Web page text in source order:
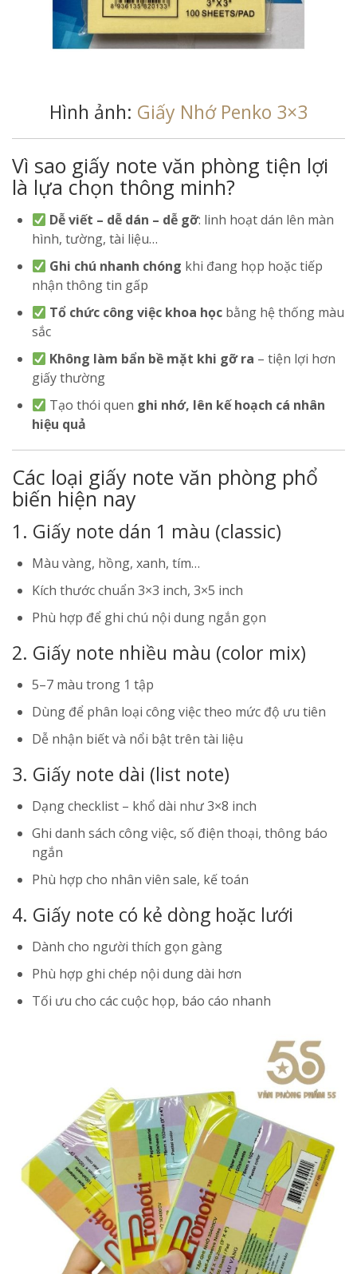
Hình ảnh: Giấy Nhớ Penko 3×3
Vì sao giấy note văn phòng tiện lợi
là lựa chọn thông minh?
Dễ viết – dễ dán – dễ gỡ: linh hoạt dán lên màn
hình, tường, tài liệu…
Ghi chú nhanh chóng khi đang họp hoặc tiếp
nhận thông tin gấp
Tổ chức công việc khoa học bằng hệ thống màu
sắc
Không làm bẩn bề mặt khi gỡ ra – tiện lợi hơn
giấy thường
Tạo thói quen ghi nhớ, lên kế hoạch cá nhân
hiệu quả
Các loại giấy note văn phòng phổ
biến hiện nay
1. Giấy note dán 1 màu (classic)
Màu vàng, hồng, xanh, tím…
Kích thước chuẩn 3×3 inch, 3×5 inch
Phù hợp để ghi chú nội dung ngắn gọn
2. Giấy note nhiều màu (color mix)
5–7 màu trong 1 tập
Dùng để phân loại công việc theo mức độ ưu tiên
Dễ nhận biết và nổi bật trên tài liệu
3. Giấy note dài (list note)
Dạng checklist – khổ dài như 3×8 inch
Ghi danh sách công việc, số điện thoại, thông báo
ngắn
Phù hợp cho nhân viên sale, kế toán
4. Giấy note có kẻ dòng hoặc lưới
Dành cho người thích gọn gàng
Phù hợp ghi chép nội dung dài hơn
Tối ưu cho các cuộc họp, báo cáo nhanh